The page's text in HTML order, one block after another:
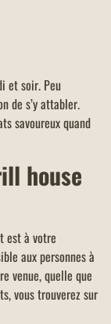
et soir. Peu
de s’y attabler.
savoureux quand
house
est à votre
aux personnes à
venue, quelle que
vous trouverez sur